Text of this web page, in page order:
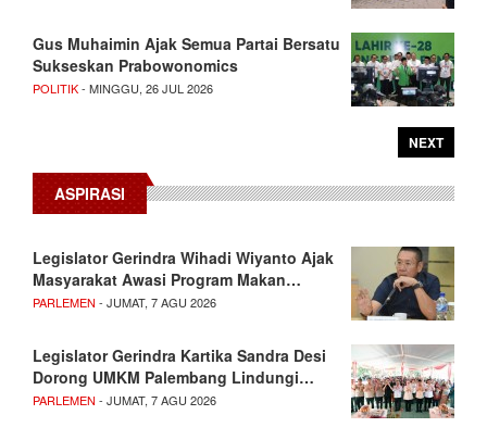
Gus Muhaimin Ajak Semua Partai Bersatu
Sukseskan Prabowonomics
POLITIK- MINGGU, 26 JUL 2026
NEXT
ASPIRASI
Legislator Gerindra Wihadi Wiyanto Ajak
Masyarakat Awasi Program Makan…
PARLEMEN - JUMAT, 7 AGU 2026
Legislator Gerindra Kartika Sandra Desi
Dorong UMKM Palembang Lindungi…
PARLEMEN - JUMAT, 7 AGU 2026